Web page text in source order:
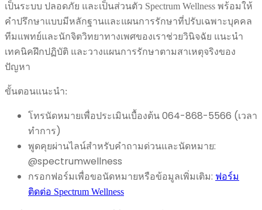
เป็นระบบ ปลอดภัย และเป็นส่วนตัว Spectrum Wellness พร้อมให้
คำปรึกษาแบบมีหลักฐานและแผนการรักษาที่ปรับเฉพาะบุคคล
ทีมแพทย์และนักจิตวิทยาทางเพศของเราช่วยวินิจฉัย แนะนำ
เทคนิคฝึกปฏิบัติ และวางแผนการรักษาตามสาเหตุจริงของ
ปัญหา
ขั้นตอนแนะนำ:
โทรนัดหมายเพื่อประเมินเบื้องต้น 064-868-5566 (เวลา
ทำการ)
พูดคุยผ่านไลน์สำหรับคำถามด่วนและนัดหมาย:
@spectrumwellness
กรอกฟอร์มเพื่อขอนัดหมายหรือข้อมูลเพิ่มเติม: ฟอร์ม
ติดต่อ Spectrum Wellness